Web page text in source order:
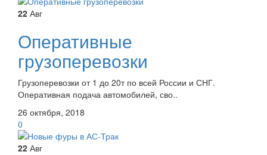
22 Авг
Оперативные
грузоперевозки
Грузоперевозки от 1 до 20т по всей России и СНГ.
Оперативная подача автомобилей, сво..
26 октября, 2018
0
22 Авг